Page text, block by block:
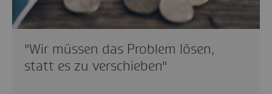
"Wir müssen das Problem lösen,
statt es zu verschieben"